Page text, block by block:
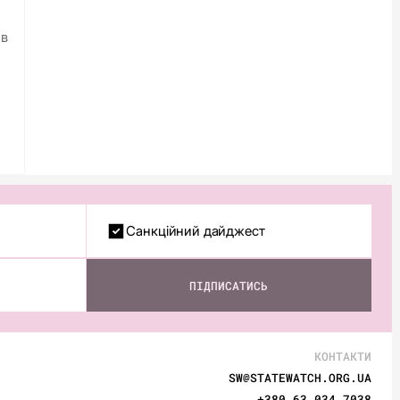
Санкційний дайджест
ПІДПИСАТИСЬ
КОНТАКТИ
SW@STATEWATCH.ORG.UA